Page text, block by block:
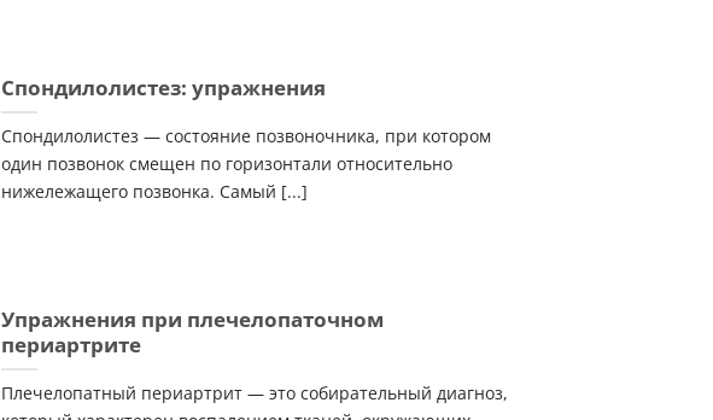
Спондилолистез: упражнения
Спондилолистез — состояние позвоночника, при котором
один позвонок смещен по горизонтали относительно
нижележащего позвонка. Самый [...]
Упражнения при плечелопаточном
периартрите
Плечелопатный периартрит — это собирательный диагноз,